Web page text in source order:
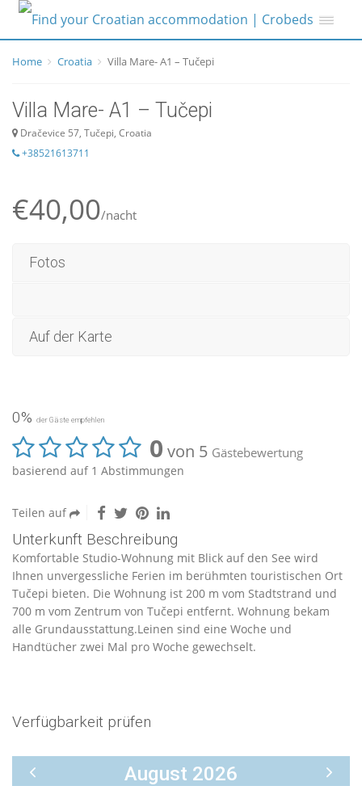
Home Croatia Villa Mare- A1 – Tučepi
Villa Mare- A1 – Tučepi
Dračevice 57, Tučepi, Croatia
+38521613711
€40,00/nacht
Fotos
Auf der Karte
0% der Gäste empfehlen
0 von 5 Gästebewertung
basierend auf 1 Abstimmungen
Teilen auf
Unterkunft Beschreibung
Komfortable Studio-Wohnung mit Blick auf den See wird
Ihnen unvergessliche Ferien im berühmten touristischen Ort
Tučepi bieten. Die Wohnung ist 200 m vom Stadtstrand und
700 m vom Zentrum von Tučepi entfernt. Wohnung bekam
alle Grundausstattung.Leinen sind eine Woche und
Handtücher zwei Mal pro Woche gewechselt.
Verfügbarkeit prüfen
August 2026